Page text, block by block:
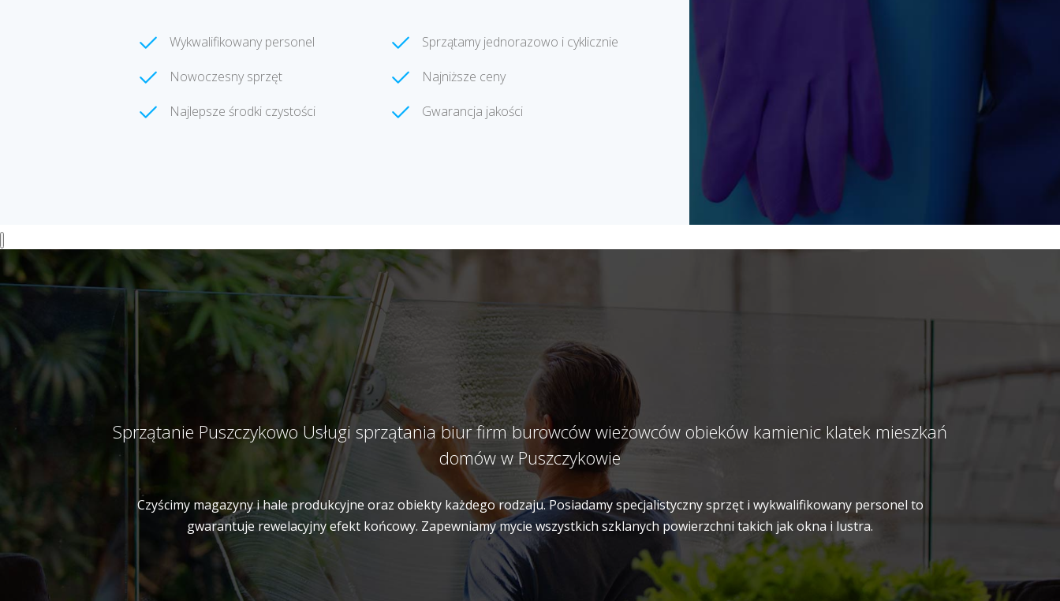
Wykwalifikowany personel
Nowoczesny sprzęt
Najlepsze środki czystości
Sprzątamy jednorazowo i cyklicznie
Najniższe ceny
Gwarancja jakości
Sprzątanie Puszczykowo Usługi sprzątania biur firm burowców wieżowców obieków kamienic klatek mieszkań
domów w Puszczykowie
Czyścimy magazyny i hale produkcyjne oraz obiekty każdego rodzaju. Posiadamy specjalistyczny sprzęt i wykwalifikowany personel to
gwarantuje rewelacyjny efekt końcowy. Zapewniamy mycie wszystkich szklanych powierzchni takich jak okna i lustra.